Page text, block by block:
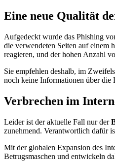
Eine neue Qualität
Aufgedeckt wurde das Phishing
die verwendeten Seiten auf einem
reagieren, und der hohen Anzahl
Sie empfehlen deshalb, im
noch keine Informationen über die
Verbrechen im
Leider ist der aktuelle Fall nur der
zunehmend. Verantwortlich dafür
Mit der globalen Expansion des
Betrugsmaschen und entwickeln